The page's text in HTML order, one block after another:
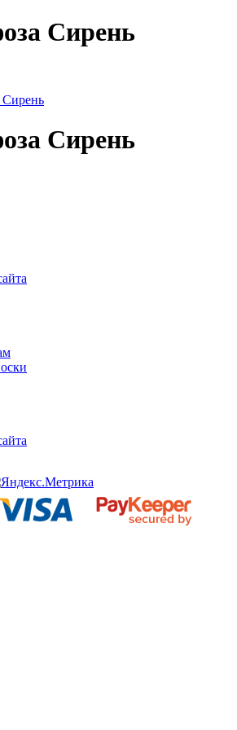
Сирень
Сирень